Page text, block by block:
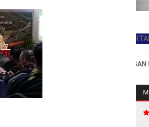
JADILAH PEMBACA PERTAMA HARI
INFO PEMASANGAN IKLAN